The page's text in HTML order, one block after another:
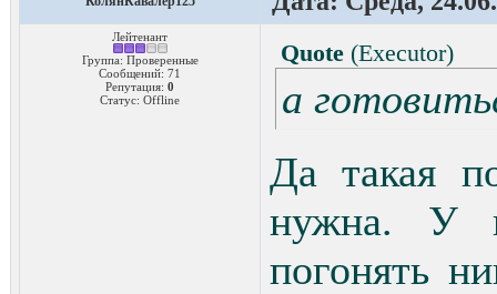
Лейтенант
Группа: Проверенные
Сообщений: 71
Репутация: 0
Статус: Offline
Quote (Executor)
а
Да такая
нужна. У
погонять